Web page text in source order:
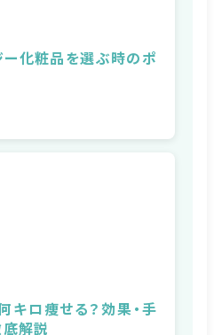
ー化粧品を選ぶ時のポ
キロ痩せる？効果・手
解説